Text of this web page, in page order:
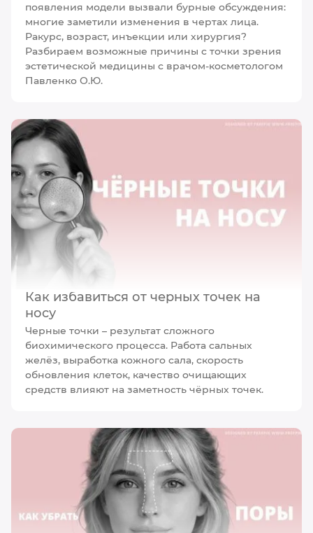
появления модели вызвали бурные обсуждения:
многие заметили изменения в чертах лица.
Ракурс, возраст, инъекции или хирургия?
Разбираем возможные причины с точки зрения
эстетической медицины с врачом-косметологом
Павленко О.Ю.
Как избавиться от черных точек на
носу
Черные точки – результат сложного
биохимического процесса. Работа сальных
желёз, выработка кожного сала, скорость
обновления клеток, качество очищающих
средств влияют на заметность чёрных точек.